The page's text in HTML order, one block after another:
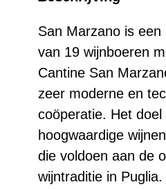
aantal
San Marzano is een
van 19 wijnboeren
Cantine San
zeer moderne en
coöperatie. Het doel
hoogwaardige
die voldoen aan de
wijntraditie in